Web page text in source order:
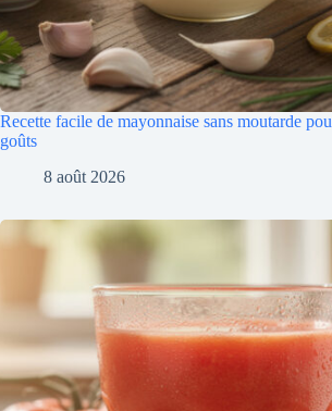
Recette facile de mayonnaise sans moutarde
goûts
8 août 2026